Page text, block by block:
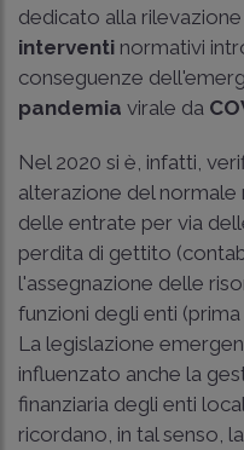
dedicato alla
interventi normativi
conseguenze
pandemia virale da
Nel 2020 si è, infatti,
alterazione del
delle entrate per via
perdita di gettito
l'assegnazione delle
funzioni degli enti
La legislazione
influenzato anche la
finanziaria degli enti
ricordano, in tal senso,